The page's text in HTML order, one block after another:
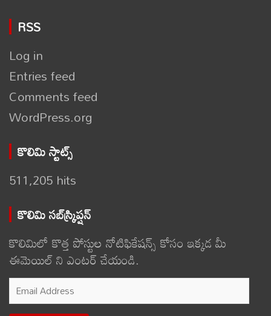
RSS
Log in
Entries feed
Comments feed
WordPress.org
కొలిమి స్టాట్స్
511,205 hits
కొలిమి సబ్‌స్క్రిప్షన్
కొలిమిలో కొత్త పోస్టుల నోటిఫికేషన్స్ కోసం ఇక్కడ మీ
ఈమెయిల్ ని ఎంటర్ చేయండి.
Email
Address